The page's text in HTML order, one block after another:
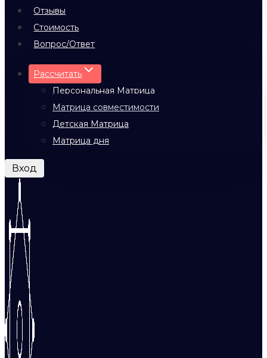
Отзывы
Стоимость
Вопрос/Ответ
Рассчитать
Персональная Матрица
Матрица совместимости
Детская Матрица
Матрица дня
Вход